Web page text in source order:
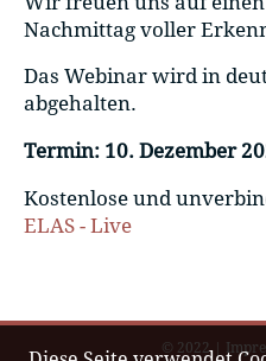
Nachmittag voller
Das Webinar wird in
abgehalten.
Termin: 10. Dezember
Kostenlose und
ELAS - Live
© 2022